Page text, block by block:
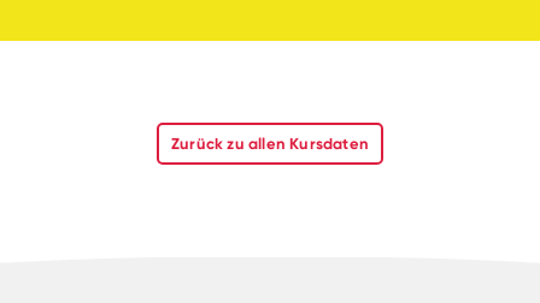
Zurück zu allen Kursdaten